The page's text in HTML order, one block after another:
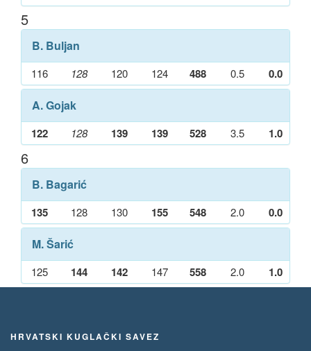
5
B. Buljan
116 128 120 124 488 0.5 0.0
A. Gojak
122 128 139 139 528 3.5 1.0
6
B. Bagarić
135 128 130 155 548 2.0 0.0
M. Šarić
125 144 142 147 558 2.0 1.0
HRVATSKI KUGLAČKI SAVEZ